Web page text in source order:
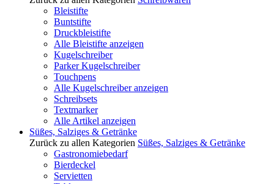
Bleistifte
Buntstifte
Druckbleistifte
Alle Bleistifte anzeigen
Kugelschreiber
Parker Kugelschreiber
Touchpens
Alle Kugelschreiber anzeigen
Schreibsets
Textmarker
Alle Artikel anzeigen
Süßes, Salziges & Getränke
Zurück zu allen Kategorien Süßes, Salziges & Getränke
Gastronomiebedarf
Bierdeckel
Servietten